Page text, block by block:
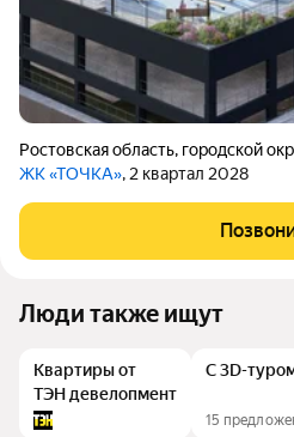
Ростовская область, городской
ЖК «ТОЧКА», 2 квартал 2028
Люди также ищут
Квартиры от
ТЭН девелопмент
С 3D-
15